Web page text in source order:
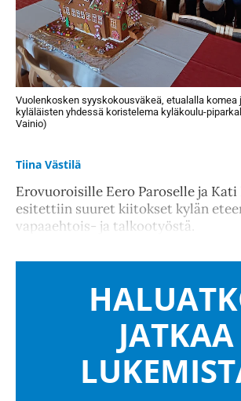
Vuolenkosken syyskokousväkeä, etualalla komea
kyläläisten yhdessä koristelema kyläkoulu-
Vainio)
Tiina Västilä
Erovuoroisille Eero Paroselle ja
esitettiin suuret kiitokset kylän
vapaaehtois- ja talkootyöstä.
JATKAA